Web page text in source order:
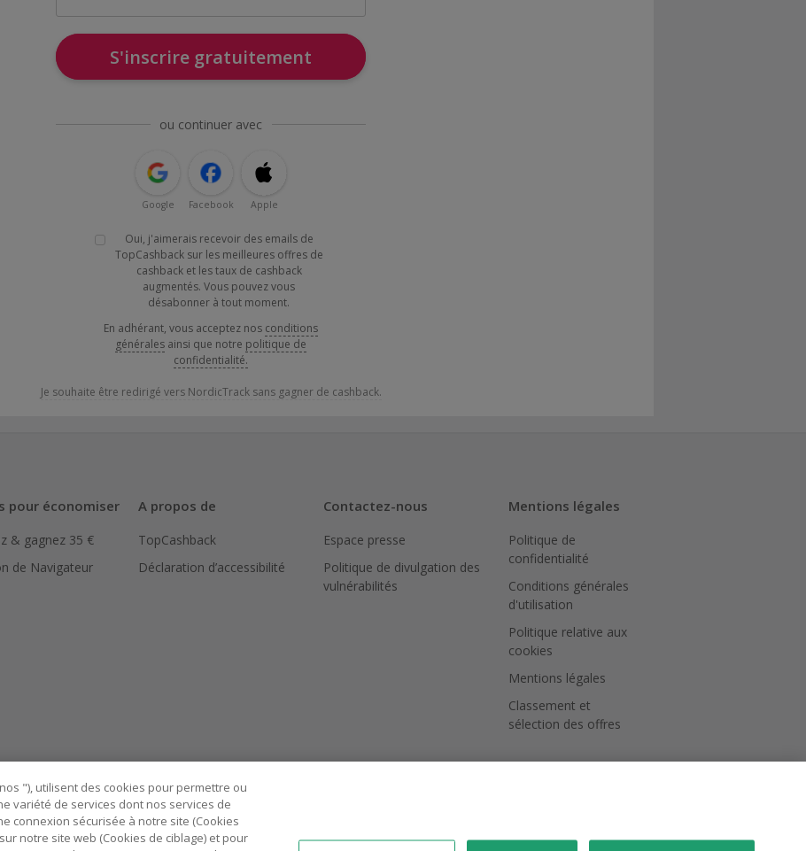
S'inscrire gratuitement
ou continuer avec
Google Facebook Apple
Oui, j'aimerais recevoir des emails de
TopCashback sur les meilleures offres de
cashback et les taux de cashback
augmentés. Vous pouvez vous
désabonner à tout moment.
En adhérant, vous acceptez nos conditions
générales ainsi que notre politique de
confidentialité.
Je souhaite être redirigé vers NordicTrack sans gagner de cashback.
pour économiser
& gagnez 35 €
de Navigateur
A propos de
TopCashback
Déclaration d’accessibilité
Contactez-nous
Espace presse
Politique de divulgation des
vulnérabilités
Mentions légales
Politique de
confidentialité
Conditions générales
d'utilisation
Politique relative aux
cookies
Mentions légales
Classement et
sélection des offres
"), utilisent des cookies pour permettre ou
variété de services dont nos services de
connexion sécurisée à notre site (Cookies
notre site web (Cookies de ciblage) et pour